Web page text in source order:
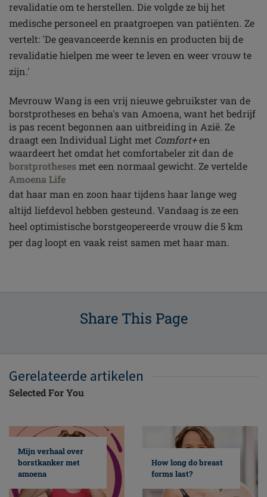
revalidatie om te herstellen. Die volgde ze bij het
medische personeel en praatgroepen van patiënten. Ze
vertelt: 'De geavanceerde kennis en producten bij de
revalidatie hielpen me weer te leven en weer vrouw te
zijn.'
Mevrouw Wang is een vrij nieuwe gebruikster van de
borstprotheses en beha's van Amoena, want het bedrijf
is pas recent begonnen aan uitbreiding in Azië. Ze
draagt een Individual Light met Comfort+en
waardeert het omdat het comfortabeler zit dan de
borstprothesesmet een normaal gewicht. Ze vertelde
Amoena Life
dat haar man en zoon haar tijdens haar lange weg
altijd liefdevol hebben gesteund. Vandaag is ze een
heel optimistische borstgeopereerde vrouw die 5 km
per dag loopt en vaak reist samen met haar man.
Share This Page
Gerelateerde artikelen
Selected For You
Mijn verhaal over
borstkanker met
amoena
How long do breast
forms last?